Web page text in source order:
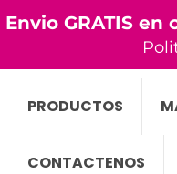
Envio GRATIS en
PRODUCTOS
CONTACTENOS